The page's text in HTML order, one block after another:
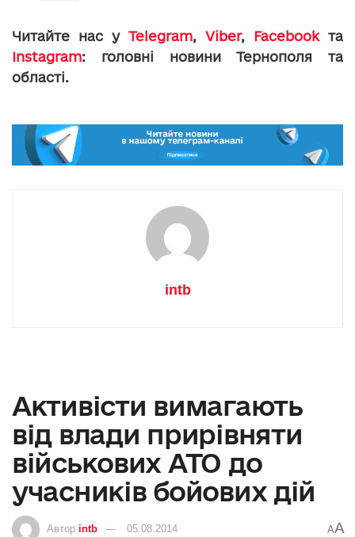
Читайте нас у Telegram, Viber, Facebookта
Instagram: головні новини Тернополя та
області.
intb
Активісти вимагають
від влади прирівняти
військових АТО до
учасників бойових дій
Автор intb 05.08.2014 AA